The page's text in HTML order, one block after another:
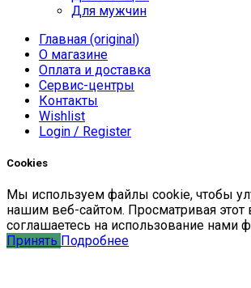
Для мужчин
Главная (original)
О магазине
Оплата и доставка
Сервис-центры
Контакты
Wishlist
Login / Register
Cookies
Мы используем файлы cookie, чтобы
нашим веб-сайтом. Просматривая этот
соглашаетесь на использование нами
Принять Подробнее